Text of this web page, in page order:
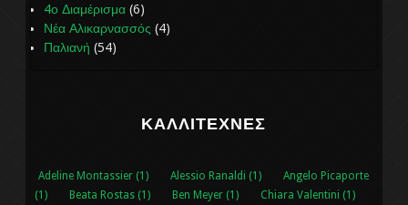
4ο Διαμέρισμα (6)
Νέα Αλικαρνασσός (4)
Παλιανή (54)
ΚΑΛΛΙΤΈΧΝΕΣ
Adeline Montassier (1) Alessio Ranaldi (1)
Angelo Picaporte
(1)
Beata Rostas (1) Ben Meyer (1)
Chiara Valentini (1)